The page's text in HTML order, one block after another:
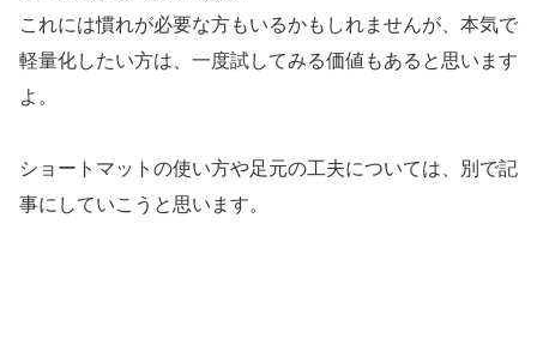
これには慣れが必要な方もいるかもしれませんが、本気で
軽量化したい方は、一度試してみる価値もあると思います
よ。
ショートマットの使い方や足元の工夫については、別で記
事にしていこうと思います。